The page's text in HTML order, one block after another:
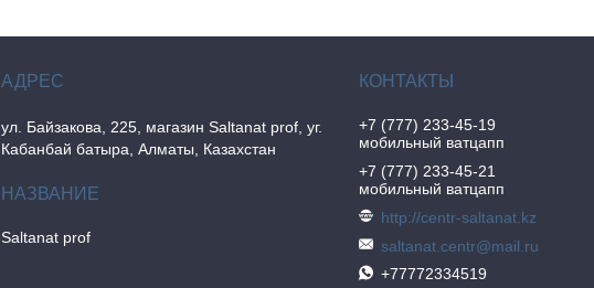
ул. Байзакова, 225, магазин Saltanat prof, уг.
Кабанбай батыра, Алматы, Казахстан
Saltanat prof
+7 (777) 233-45-19
мобильный ватцапп
+7 (777) 233-45-21
мобильный ватцапп
http://centr-saltanat.kz
saltanat.centr@mail.ru
+77772334519